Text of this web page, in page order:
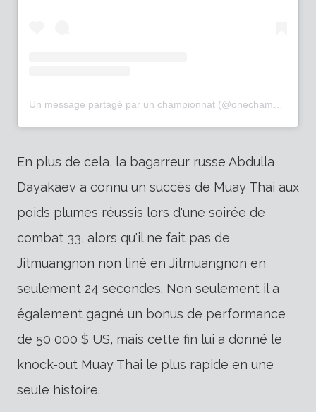
En plus de cela, la bagarreur russe Abdulla
Dayakaev a connu un succès de Muay Thai aux
poids plumes réussis lors d'une soirée de
combat 33, alors qu'il ne fait pas de
Jitmuangnon non liné en Jitmuangnon en
seulement 24 secondes. Non seulement il a
également gagné un bonus de performance
de 50 000 $ US, mais cette fin lui a donné le
knock-out Muay Thai le plus rapide en une
seule histoire.